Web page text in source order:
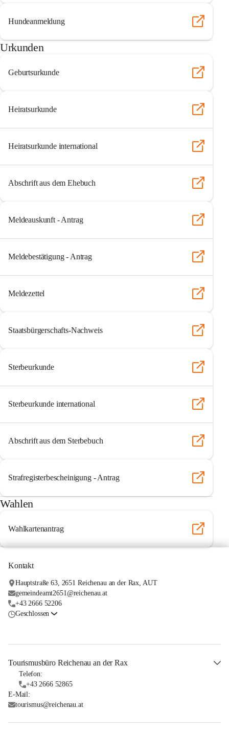
Hundeanmeldung
Urkunden
Geburtsurkunde
Heiratsurkunde
Heiratsurkunde international
Abschrift aus dem Ehebuch
Meldeauskunft - Antrag
Meldebestätigung - Antrag
Meldezettel
Staatsbürgerschafts-Nachweis
Sterbeurkunde
Sterbeurkunde international
Abschrift aus dem Sterbebuch
Strafregisterbescheinigung - Antrag
Wahlen
Wahlkartenantrag
Kontakt
Hauptstraße 63, 2651 Reichenau an der Rax, AUT
gemeindeamt2651@reichenau.at
+43 2666 52206
Geschlossen
Tourismusbüro Reichenau an der Rax
Telefon:
+43 2666 52865
E-Mail:
tourismus@reichenau.at